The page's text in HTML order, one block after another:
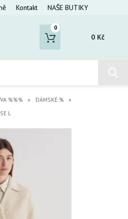
Kontakt NAŠE BUTIKY
0
0 Kč
%%%
DÁMSKÉ %
L